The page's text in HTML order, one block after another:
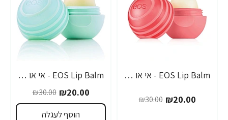
-33% EOS Lip Balm - אי או אס SPF-30 שפתון לחות בטעם אשכוליות - בבית EOS
₪20.00
₪30.00
-33%
EOS Lip Balm - אי או אס SPF-30 שפתון לחות עם אלוורה - בבית EOS
₪20.00
₪30.00
הוסף לעגלה